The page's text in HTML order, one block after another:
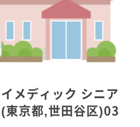
メディック シニア
東京都,世田谷区)03